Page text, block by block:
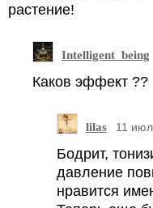
растение!
Intelligent_being
Каков эффект ??
lilas 11
Бодрит,
давление
нравится